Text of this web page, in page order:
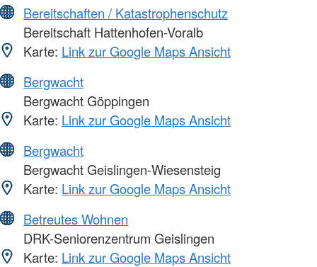
Bereitschaften / Katastrophenschutz
Bereitschaft Hattenhofen-Voralb
Karte: Link zur Google Maps Ansicht
Bergwacht
Bergwacht Göppingen
Karte: Link zur Google Maps Ansicht
Bergwacht
Bergwacht Geislingen-Wiesensteig
Karte: Link zur Google Maps Ansicht
Betreutes Wohnen
DRK-Seniorenzentrum Geislingen
Karte: Link zur Google Maps Ansicht